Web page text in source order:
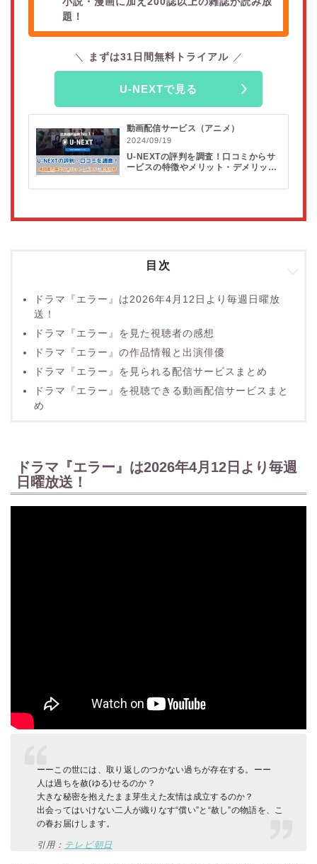
題！
まずは31日間無料トライアル
U-NEXTで見る
動画配信サービス（アニメ）
2024/09/19
U-NEXTの評判を調査！口コミからサ
ービスの特徴やメリット・デメリット
目次
ドラマ『エラー』は2026年4月12日より毎週日曜放
送！
ドラマ『エラー』を見た視聴者の感想
ドラマ『エラー』の作品情報と出演俳優
ドラマ『エラー』を見られる配信サービスまとめ
ドラマ『エラー』を視聴できる動画配信サービスまと
め
ドラマ『エラー』は2026年4月12日より毎週
日曜放送！
ーーこの世には、取り返しのつかない過ちが存在する。ーー
人は過ちを赦(ゆる)せるのか？
大きな秘密を抱えたまま芽生えた友情は成立するのか？
出会ってはいけない二人が織りなす“償い”と“赦し”の物語を、こ
の春お届けします。
引用： テレビ朝日